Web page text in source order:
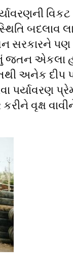
બદલાવ
સરકારને
જતન એકલા
અનેક દીપ
વૃક્ષ